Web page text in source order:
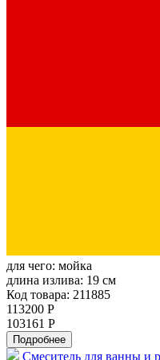
для чего: мойка
длина излива: 19 см
Код товара: 211885
113200 Р
103161 Р
Подробнее
Смеситель для ванны и